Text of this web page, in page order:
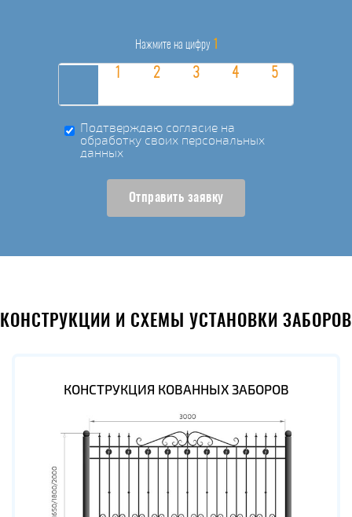
Нажмите на цифру 1
Подтверждаю согласие на
обработку своих персональных
данных
Отправить заявку
КОНСТРУКЦИИ И СХЕМЫ УСТАНОВКИ ЗАБОРОВ
КОНСТРУКЦИЯ КОВАННЫХ ЗАБОРОВ